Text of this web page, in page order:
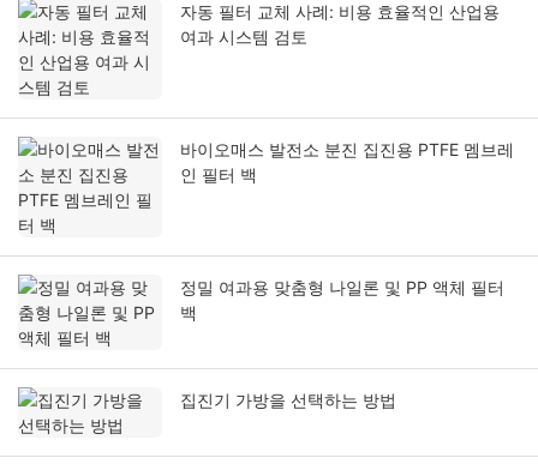
자동 필터 교체 사례: 비용 효율적인 산업용
여과 시스템 검토
바이오매스 발전소 분진 집진용 PTFE 멤브레
인 필터 백
정밀 여과용 맞춤형 나일론 및 PP 액체 필터
백
집진기 가방을 선택하는 방법